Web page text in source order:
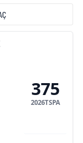
375
2026TSPA